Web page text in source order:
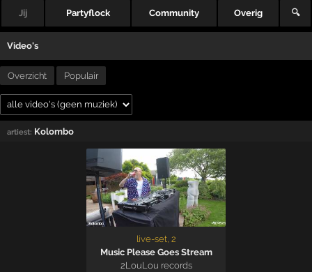
Jij Partyflock Community Overig 🔍
Video's
Overzicht Populair
artiest: Kolombo
live-set, 2
Music Please Goes Stream
2LouLou records